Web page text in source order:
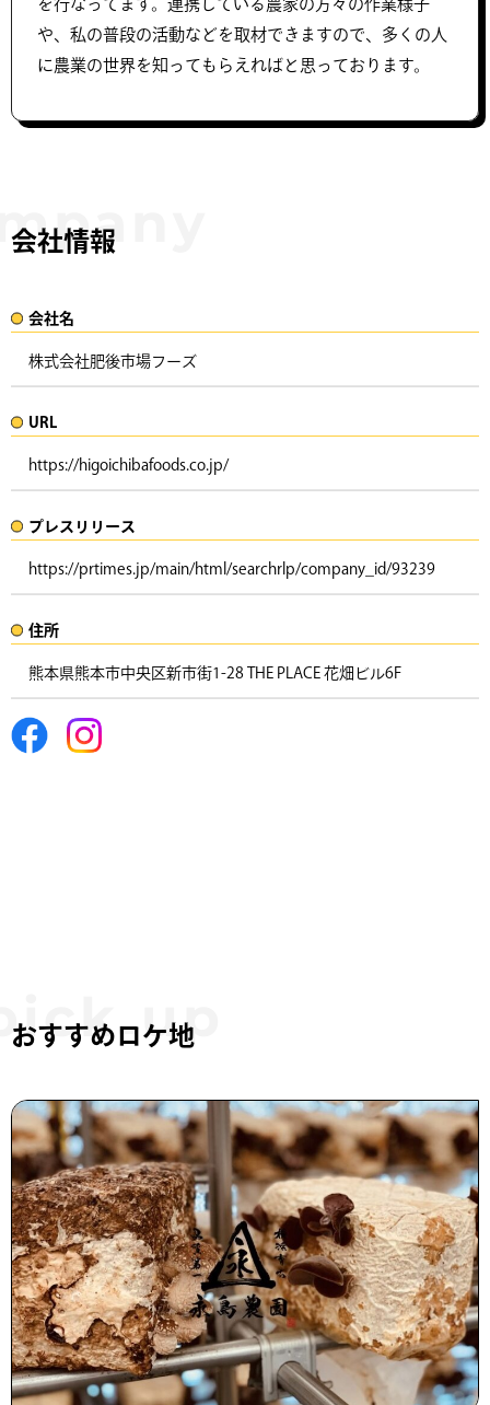
を行なってます。​連携している農家の方々の作業様子
や、私の普段の活動などを取材できますので、多くの人
に農業の世界を知ってもらえればと思っております。
会社情報
会社名​
株式会社肥後市場フーズ
URL
https://higoichibafoods.co.jp/
プレスリリース​​​
https://prtimes.jp/main/html/searchrlp/company_id/93239
住所​​
熊本県熊本市中央区新市街1-28 THE PLACE 花畑ビル6F​ ​
おすすめロケ地